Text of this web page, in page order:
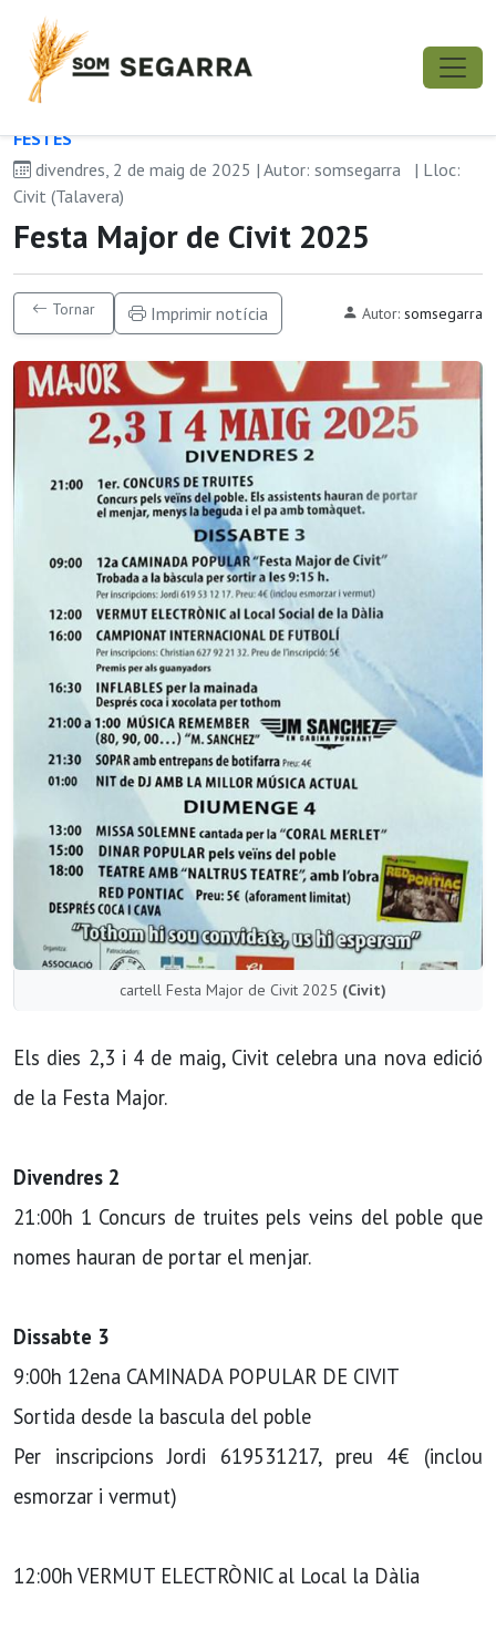
FESTES
divendres, 2 de maig de 2025 | Autor: somsegarra
| Lloc:
Civit (Talavera)
Festa Major de Civit 2025
Tornar Imprimir notícia Autor: somsegarra
cartell Festa Major de Civit 2025 (Civit)
Els dies 2,3 i 4 de maig, Civit celebra una nova edició
de la Festa Major.
Divendres 2
21:00h 1 Concurs de truites pels veins del poble que
nomes hauran de portar el menjar.
Dissabte 3
9:00h 12ena CAMINADA POPULAR DE CIVIT
Sortida desde la bascula del poble
Per inscripcions Jordi 619531217, preu 4€ (inclou
esmorzar i vermut)
12:00h VERMUT ELECTRÒNIC al Local la Dàlia